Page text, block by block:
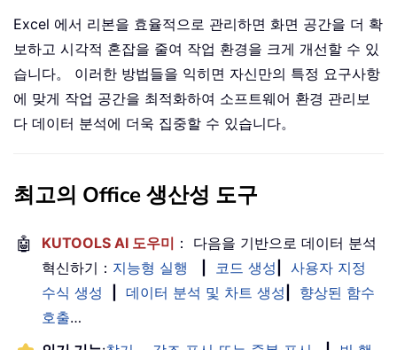
Excel 에서 리본을 효율적으로 관리하면 화면 공간을 더 확
보하고 시각적 혼잡을 줄여 작업 환경을 크게 개선할 수 있
습니다。 이러한 방법들을 익히면 자신만의 특정 요구사항
에 맞게 작업 공간을 최적화하여 소프트웨어 환경 관리보
다 데이터 분석에 더욱 집중할 수 있습니다。
최고의 Office 생산성 도구
🤖 KUTOOLS AI 도우미 ： 다음을 기반으로 데이터 분석
혁신하기： 지능형 실행 코드 생성
사용자 지정
수식 생성
데이터 분석 및 차트 생성
향상된 함수
호출…